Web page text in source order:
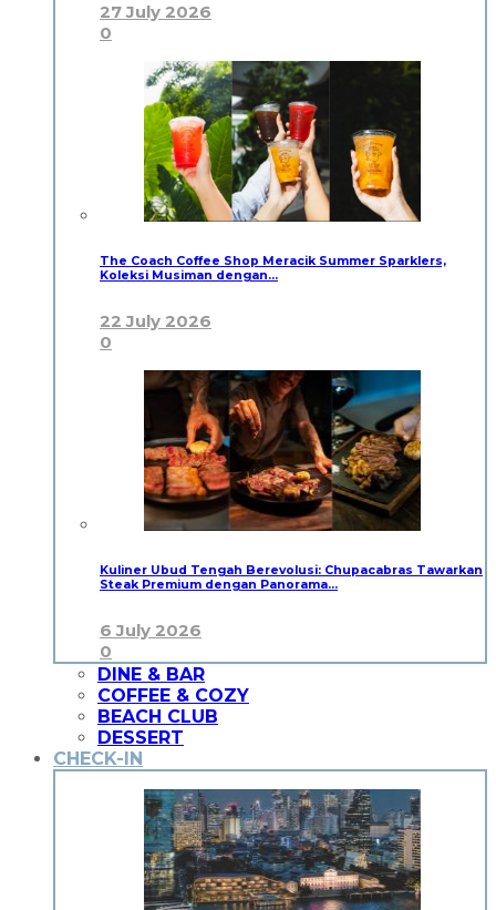
27 July 2026
0
The Coach Coffee Shop Meracik Summer Sparklers,
Koleksi Musiman dengan…
22 July 2026
0
Kuliner Ubud Tengah Berevolusi: Chupacabras Tawarkan
Steak Premium dengan Panorama…
6 July 2026
0
DINE & BAR
COFFEE & COZY
BEACH CLUB
DESSERT
CHECK-IN